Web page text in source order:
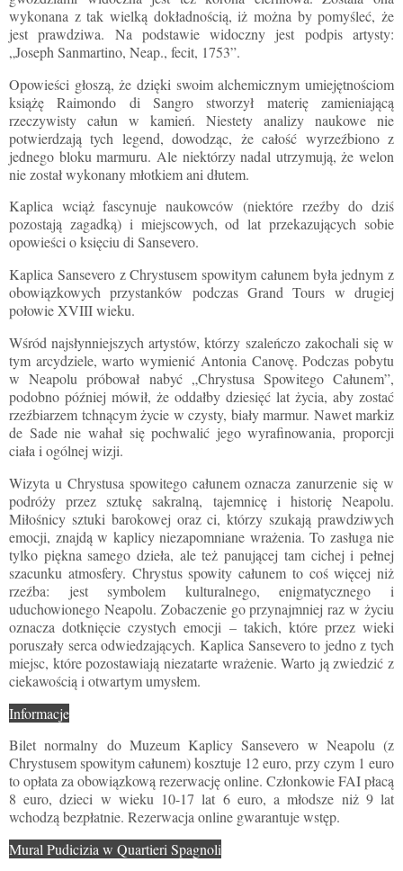
wykonana z tak wielką dokładnością, iż można by pomyśleć, że
jest prawdziwa. Na podstawie widoczny jest podpis artysty:
„Joseph Sanmartino, Neap., fecit, 1753”.
Opowieści głoszą, że dzięki swoim alchemicznym umiejętnościom
książę Raimondo di Sangro stworzył materię zamieniającą
rzeczywisty całun w kamień. Niestety analizy naukowe nie
potwierdzają tych legend, dowodząc, że całość wyrzeźbiono z
jednego bloku marmuru. Ale niektórzy nadal utrzymują, że welon
nie został wykonany młotkiem ani dłutem.
Kaplica wciąż fascynuje naukowców (niektóre rzeźby do dziś
pozostają zagadką) i miejscowych, od lat przekazujących sobie
opowieści o księciu di Sansevero.
Kaplica Sansevero z Chrystusem spowitym całunem była jednym z
obowiązkowych przystanków podczas Grand Tours w drugiej
połowie XVIII wieku.
Wśród najsłynniejszych artystów, którzy szaleńczo zakochali się w
tym arcydziele, warto wymienić Antonia Canovę. Podczas pobytu
w Neapolu próbował nabyć „Chrystusa Spowitego Całunem”,
podobno później mówił, że oddałby dziesięć lat życia, aby zostać
rzeźbiarzem tchnącym życie w czysty, biały marmur. Nawet markiz
de Sade nie wahał się pochwalić jego wyrafinowania, proporcji
ciała i ogólnej wizji.
Wizyta u Chrystusa spowitego całunem oznacza zanurzenie się w
podróży przez sztukę sakralną, tajemnicę i historię Neapolu.
Miłośnicy sztuki barokowej oraz ci, którzy szukają prawdziwych
emocji, znajdą w kaplicy niezapomniane wrażenia. To zasługa nie
tylko piękna samego dzieła, ale też panującej tam cichej i pełnej
szacunku atmosfery. Chrystus spowity całunem to coś więcej niż
rzeźba: jest symbolem kulturalnego, enigmatycznego i
uduchowionego Neapolu. Zobaczenie go przynajmniej raz w życiu
oznacza dotknięcie czystych emocji – takich, które przez wieki
poruszały serca odwiedzających. Kaplica Sansevero to jedno z tych
miejsc, które pozostawiają niezatarte wrażenie. Warto ją zwiedzić z
ciekawością i otwartym umysłem.
Informacje
Bilet normalny do Muzeum Kaplicy Sansevero w Neapolu (z
Chrystusem spowitym całunem) kosztuje 12 euro, przy czym 1 euro
to opłata za obowiązkową rezerwację online. Członkowie FAI płacą
8 euro, dzieci w wieku 10-17 lat 6 euro, a młodsze niż 9 lat
wchodzą bezpłatnie. Rezerwacja online gwarantuje wstęp.
Mural Pudicizia w Quartieri Spagnoli